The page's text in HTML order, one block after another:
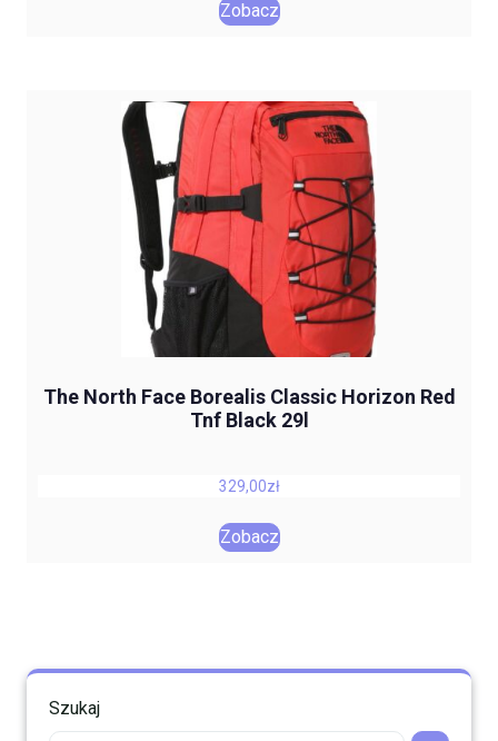
Zobacz
The North Face Borealis Classic Horizon Red
Tnf Black 29l
329,00zł
Zobacz
Szukaj